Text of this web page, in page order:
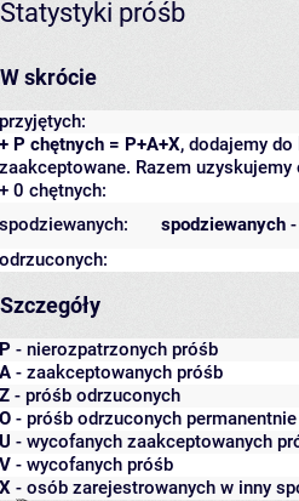
Statystyki próśb
W skrócie
przyjętych:
+ P chętnych = P+A+X, dodajemy
zaakceptowane. Razem
+ 0 chętnych:
spodziewanych
spodziewanych:
odrzuconych:
Szczegóły
P - nierozpatrzonych próśb
A - zaakceptowanych próśb
Z - próśb odrzuconych
O - próśb odrzuconych permanentnie
U - wycofanych zaakceptowanych
V - wycofanych próśb
X - osób zarejestrowanych w inny